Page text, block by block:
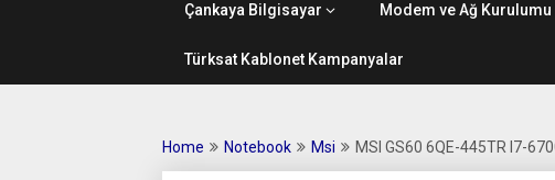
Çankaya Bilgisayar Modem ve Ağ Kurulumu
Türksat Kablonet Kampanyalar
Home Notebook Msi MSI GS60 6QE-445TR I7-